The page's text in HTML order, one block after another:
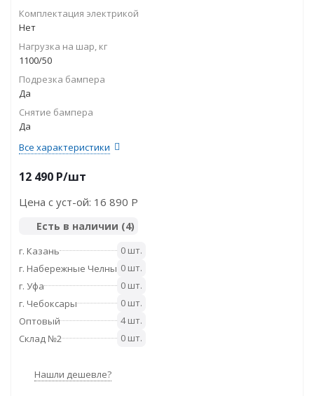
Комплектация электрикой
Нет
Нагрузка на шар, кг
1100/50
Подрезка бампера
Да
Снятие бампера
Да
Все характеристики
12 490 P/шт
Цена с уст-ой: 16 890 P
Есть в наличии (4)
г. Казань
0 шт.
г. Набережные Челны 0 шт.
г. Уфа
0 шт.
г. Чебоксары
0 шт.
Оптовый
4 шт.
Склад №2
0 шт.
Нашли дешевле?